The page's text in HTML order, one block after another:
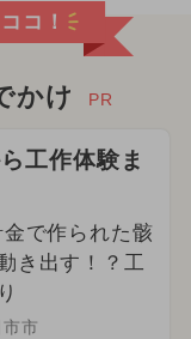
ャラクター
コ！
かけ PR
工作体験ま
で作られた骸
き出す！？工
市